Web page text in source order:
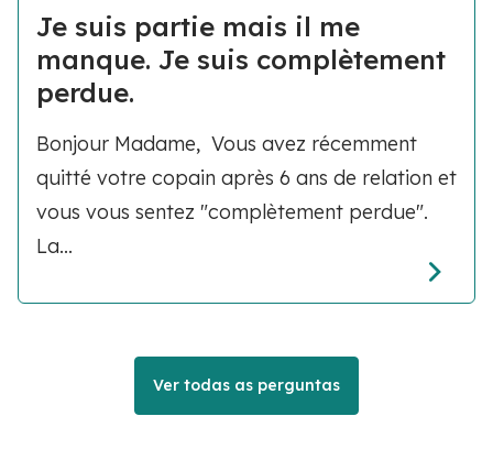
Je suis partie mais il me
manque. Je suis complètement
perdue.
Bonjour Madame, Vous avez récemment
quitté votre copain après 6 ans de relation et
vous vous sentez "complètement perdue".
La...
Ver todas as perguntas